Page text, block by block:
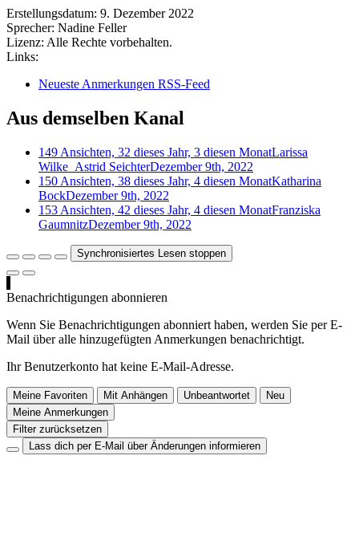
Erstellungsdatum: 9. Dezember 2022
Sprecher: Nadine Feller
Lizenz: Alle Rechte vorbehalten.
Links:
Neueste Anmerkungen RSS-Feed
Aus demselben Kanal
149 Ansichten, 32 dieses Jahr, 3 diesen MonatLarissa
Wilke_Astrid SeichterDezember 9th, 2022
150 Ansichten, 38 dieses Jahr, 4 diesen MonatKatharina
BockDezember 9th, 2022
153 Ansichten, 42 dieses Jahr, 4 diesen MonatFranziska
GaumnitzDezember 9th, 2022
Synchronisiertes Lesen stoppen
Benachrichtigungen abonnieren
Wenn Sie Benachrichtigungen abonniert haben, werden Sie per E-
Mail über alle hinzugefügten Anmerkungen benachrichtigt.
Ihr Benutzerkonto hat keine E-Mail-Adresse.
Meine Favoriten Mit Anhängen Unbeantwortet
Neu
Meine Anmerkungen
Filter zurücksetzen
Lass dich per E-Mail über Änderungen informieren